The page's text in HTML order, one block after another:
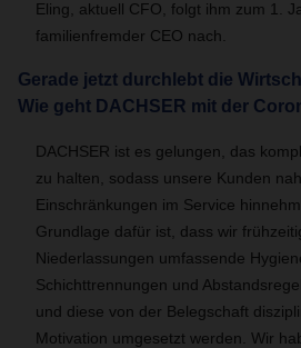
Eling, aktuell CFO, folgt ihm zum 1.
familienfremder CEO nach.
Gerade jetzt durchlebt die
Wie geht DACHSER mit der
DACHSER ist es gelungen, das
zu halten, sodass unsere Kunden
Einschränkungen im Service
Grundlage dafür ist, dass wir
Niederlassungen umfassende
Schichttrennungen und
und diese von der Belegschaft
Motivation umgesetzt werden. Wir